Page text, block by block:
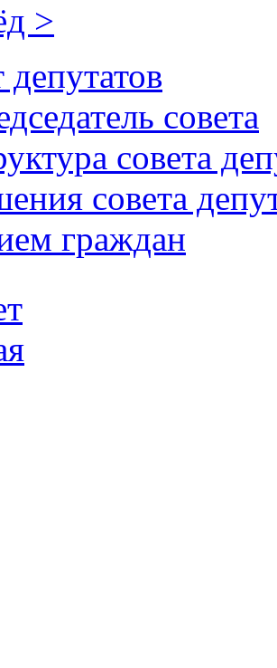
>
депутатов
совета
совета
совета
граждан